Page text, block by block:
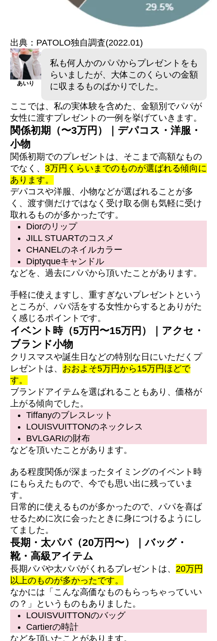
出典：PATOLO独自調査(2022.01)
あいり
私も何人かのパパからプレゼントをも
らいましたが、大体このくらいの金額
に収まるものばかりでした。
ここでは、私の実体験を含めた、金額別でパパが
女性に渡すプレゼントの一例を挙げていきます。
関係初期（〜3万円）｜デパコス・洋服・
小物
関係初期でのプレゼントは、そこまで高額なもの
でなく、 3万円くらいまでのものが選ばれる傾向に
あります。
デパコスや洋服、小物などが選ばれることが多
く、渡す側だけではなく受け取る側も気軽に受け
取れるものが多かったです。
Diorのリップ
JILL STUARTのコスメ
CHANELのネイルカラー
Diptyqueキャンドル
などを、過去にパパから頂いたことがあります。
手軽に使えますし、重すぎないプレゼントという
ところが、パパ活をする女性からするとありがた
く感じるポイントです。
イベント時（5万円〜15万円）｜アクセ・
ブランド小物
クリスマスや誕生日などの特別な日にいただくプ
レゼントは、 おおよそ5万円から15万円ほどで
す。
ブランドアイテムを選ばれることもあり、価格が
上がる傾向でした。
Tiffanyのブレスレット
LOUISVUITTONのネックレス
BVLGARIの財布
などを頂いたことがあります。
ある程度関係が深まったタイミングのイベント時
にもらえたもので、今でも思い出に残っていま
す。
日常的に使えるものが多かったので、パパを喜ば
せるために次に会ったときに身につけるようにし
てました。
長期・太パパ（20万円〜）｜バッグ・
靴・高級アイテム
長期パパや太パパがくれるプレゼントは、 20万円
以上のものが多かったです。
なかには「こんな高価なものもらっちゃっていい
の？」というものもありました。
LOUISVUITTONのバッグ
Cartierの時計
などを頂いたことがあります。